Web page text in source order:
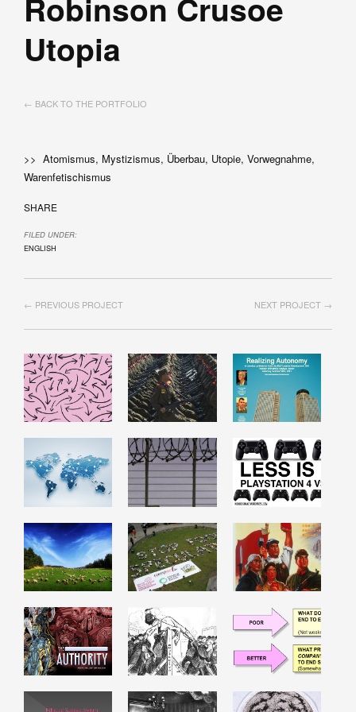
Utopia
← BACK TO THE PORTFOLIO
>> Atomismus, Mystizismus, Überbau, Utopie, Vorwegnahme,
Warenfetischismus
SHARE
FILED UNDER:
ENGLISH
NEXT PROJECT →
← PREVIOUS PROJECT